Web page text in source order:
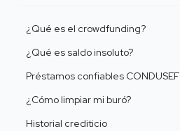
¿Qué es el crowdfunding?
¿Qué es saldo insoluto?
Préstamos confiables CONDUSEF
¿Cómo limpiar mi buró?
Historial crediticio